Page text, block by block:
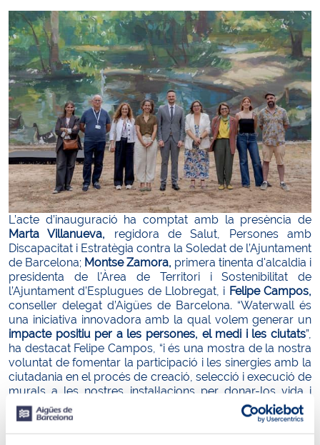
L’acte d’inauguració ha comptat amb la presència de
Marta Villanueva, regidora de Salut, Persones amb
Discapacitat i Estratègia contra la Soledat de l’Ajuntament
de Barcelona; Montse Zamora, primera tinenta d'alcaldia i
presidenta de l'Àrea de Territori i Sostenibilitat de
l’Ajuntament d’Esplugues de Llobregat, i Felipe Campos,
conseller delegat d’Aigües de Barcelona. “Waterwall és
una iniciativa innovadora amb la qual volem generar un
impacte positiu per a les persones, el medi i les ciutats”,
ha destacat Felipe Campos, “i és una mostra de la nostra
voluntat de fomentar la participació i les sinergies amb la
ciutadania en el procés de creació, selecció i execució de
murals a les nostres instal·lacions per donar-los vida i
color mitjançant temes vitals relacionats amb el cicle
integral de l’aigua”.